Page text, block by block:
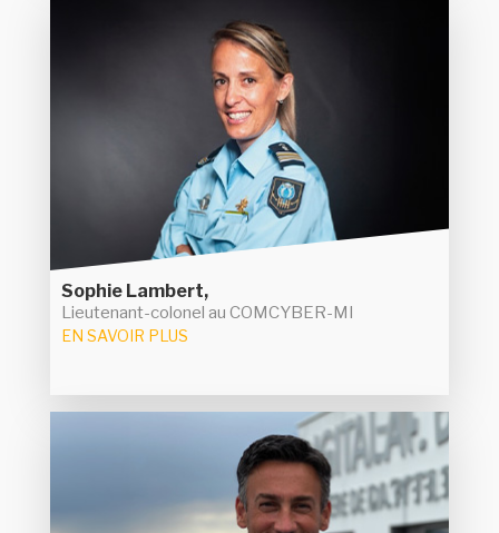
Sophie Lambert,
Lieutenant-colonel au COMCYBER-MI
EN SAVOIR PLUS
Sophie Lambert
La cheffe du département de l'anticipation et de
la gestion de crise cyber au ministère de
l'Intérieur (COMCYBER-MI), Sophie Lambert, et
ont été mobilisées pour anticiper les
menaces sur les Jeux Olympiques
des renseignements au "CNCS" - "Centre
national de commandement stratégique" et
l'Anssi pendant l'évènement sportif.
Philippe Luc
Avec Alban Ondrejeck, Philippe Luc a fondé Anozr
Way, start-up bretonne spécialisée dans